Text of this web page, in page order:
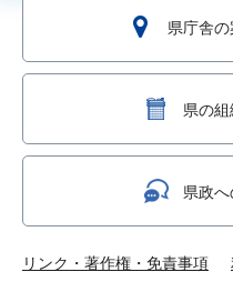
県庁舎
県の
県政
リンク・著作権・免責事項